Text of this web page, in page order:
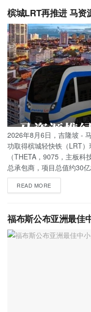
槟城LRT再推进 马资
2026年8月6日，吉隆坡 -
功取得槟城轻快铁（LRT
（THETA，9075，主板
总承包商，项目总值约30亿
READ MORE
福布斯公布亚洲最佳